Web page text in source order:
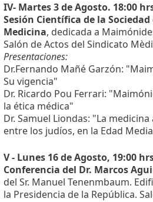
IV- Martes 3 de Agosto. 18:00
Sesión Científica de la
Medicina, dedicada a
Salón de Actos del Sindicato
Presentaciones:
Dr.Fernando Mañé Garzón:
Su vigencia"
Dr. Ricardo Pou Ferrari:
la ética médica"
Dr. Samuel Liondas: "La
entre los judíos, en la Edad
V - Lunes 16 de Agosto, 19:00
Conferencia del Dr. Marcos
del Sr. Manuel Tenenmbaum.
la Presidencia de la República.